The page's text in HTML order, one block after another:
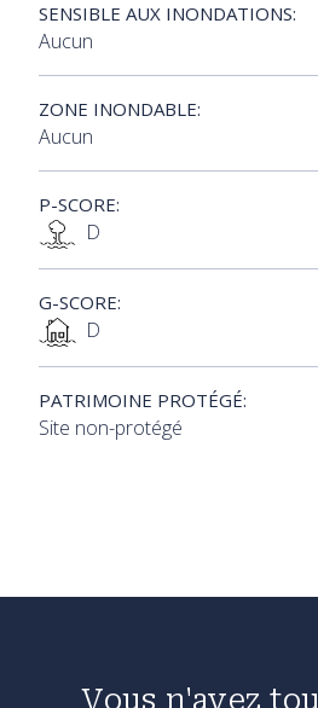
SENSIBLE AUX INONDATIONS:
Aucun
ZONE INONDABLE:
Aucun
P-SCORE:
D
G-SCORE:
D
PATRIMOINE PROTÉGÉ:
Site non-protégé
Vous n'avez